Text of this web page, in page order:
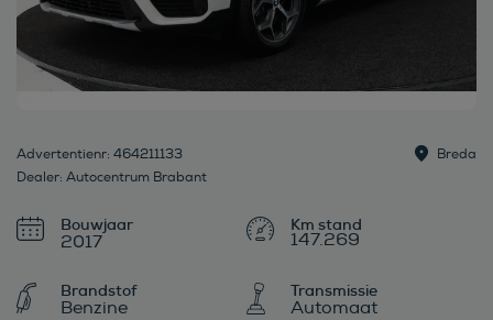
Advertentienr: 464211133
Dealer: Autocentrum Brabant
Breda
Bouwjaar
2017 147.269
Brandstof
Benzine
Transmissie
Automaat